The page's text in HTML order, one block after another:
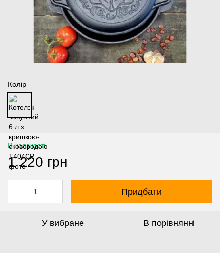
Колір
В наявності
1 220 грн
Придбати
У вибране В порівнянні